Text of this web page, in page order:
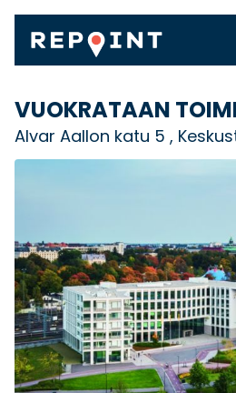
VUOKRATAAN
Alvar Aallon katu 5 ,